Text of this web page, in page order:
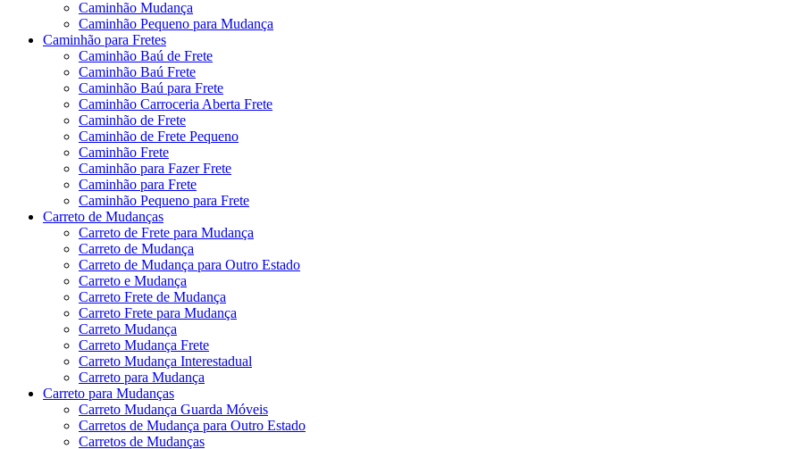
Caminhão Mudança
Caminhão Pequeno para Mudança
Caminhão para Fretes
Caminhão Baú de Frete
Caminhão Baú Frete
Caminhão Baú para Frete
Caminhão Carroceria Aberta Frete
Caminhão de Frete
Caminhão de Frete Pequeno
Caminhão Frete
Caminhão para Fazer Frete
Caminhão para Frete
Caminhão Pequeno para Frete
Carreto de Mudanças
Carreto de Frete para Mudança
Carreto de Mudança
Carreto de Mudança para Outro Estado
Carreto e Mudança
Carreto Frete de Mudança
Carreto Frete para Mudança
Carreto Mudança
Carreto Mudança Frete
Carreto Mudança Interestadual
Carreto para Mudança
Carreto para Mudanças
Carreto Mudança Guarda Móveis
Carretos de Mudança para Outro Estado
Carretos de Mudanças